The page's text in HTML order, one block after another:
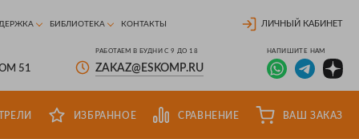
БИБЛИОТЕКА КОНТАКТЫ ЛИЧНЫЙ КАБИНЕТ
51
РАБОТАЕМ В БУДНИ С 9 ДО 18
ZAKAZ@ESKOMP.RU
НАПИШИТЕ НАМ
ИЗБРАННОЕ СРАВНЕНИЕ ВАШ ЗАКАЗ